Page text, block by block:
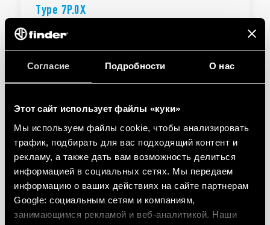
Согласие Подробности О нас
Этот сайт использует файлы «куки»
Мы используем файлы cookie, чтобы анализировать
трафик, подбирать для вас подходящий контент и
рекламу, а также дать вам возможность делиться
информацией в социальных сетях. Мы передаем
информацию о ваших действиях на сайте партнерам
Google: социальным сетям и компаниям,
занимающимся рекламой и веб-аналитикой. Наши
Type 7P.0X
PDF
Type 7P.02/7P.04/7P.09